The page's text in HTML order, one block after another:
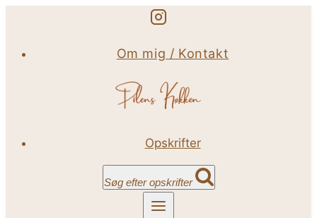
indhold
Om mig / Kontakt
Opskrifter
Søg efter opskrifter